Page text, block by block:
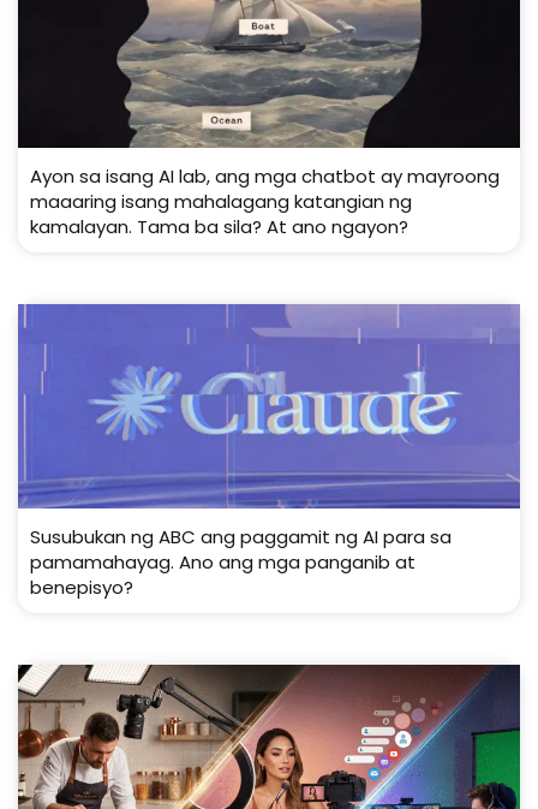
Ayon sa isang AI lab, ang mga chatbot ay mayroong
maaaring isang mahalagang katangian ng
kamalayan. Tama ba sila? At ano ngayon?
Susubukan ng ABC ang paggamit ng AI para sa
pamamahayag. Ano ang mga panganib at
benepisyo?